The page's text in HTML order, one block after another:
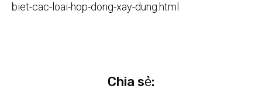
biet-cac-loai-hop-dong-xay-dung.html
Chia sẻ: